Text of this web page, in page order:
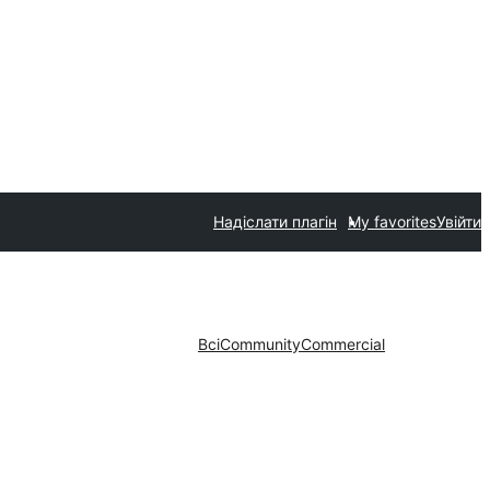
Надіслати плагін My favoritesУвійти
ВсіCommunityCommercial